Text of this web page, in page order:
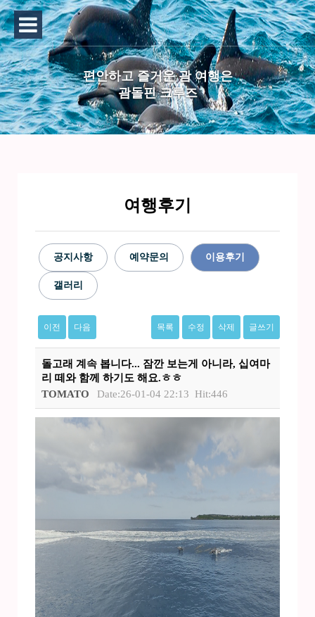
편안하고 즐거운 괌 여행은
괌돌핀 크루즈
여행후기
공지사항 예약문의 이용후기
갤러리
이전 다음 목록 수정 삭제 글쓰기
돌고래 계속 봅니다... 잠깐 보는게 아니라, 십여마
리 떼와 함께 하기도 해요.ㅎㅎ
TOMATO
Date:26-01-04 22:13 Hit:446